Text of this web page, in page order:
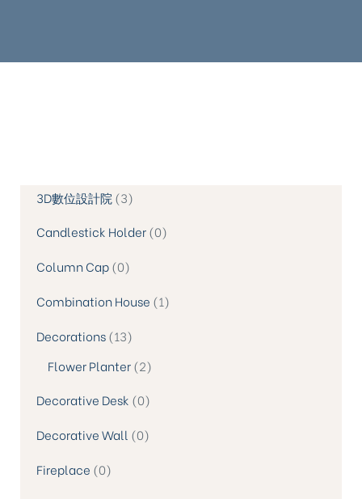
3D數位設計院 3
Candlestick Holder 0
Column Cap 0
Combination House 1
Decorations 13
Flower Planter 2
Decorative Desk 0
Decorative Wall 0
Fireplace 0